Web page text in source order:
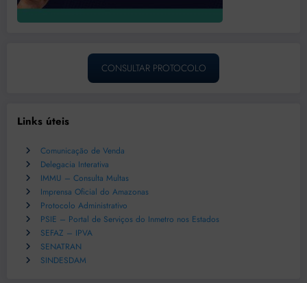
CONSULTAR PROTOCOLO
Links úteis
Comunicação de Venda
Delegacia Interativa
IMMU – Consulta Multas
Imprensa Oficial do Amazonas
Protocolo Administrativo
PSIE – Portal de Serviços do Inmetro nos Estados
SEFAZ – IPVA
SENATRAN
SINDESDAM